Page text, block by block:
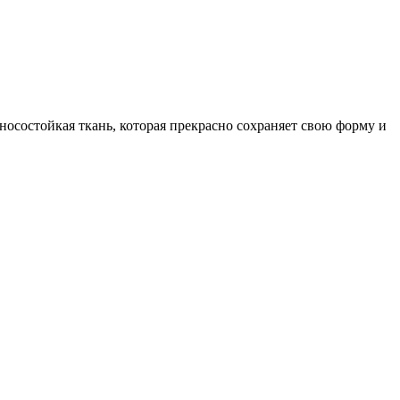
ткань, которая прекрасно сохраняет свою форму и